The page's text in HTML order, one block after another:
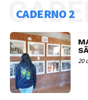
CADERNO 2
20